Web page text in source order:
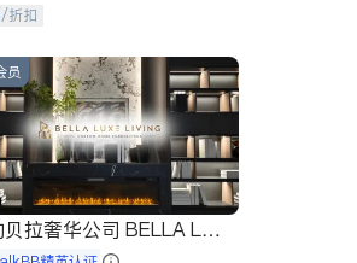
折扣
员
奢华公司 BELLA LUX